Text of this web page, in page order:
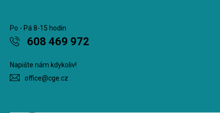
Po - Pá 8-15 hodin
608 469 972
Napište nám kdykoliv!
office@cge.cz